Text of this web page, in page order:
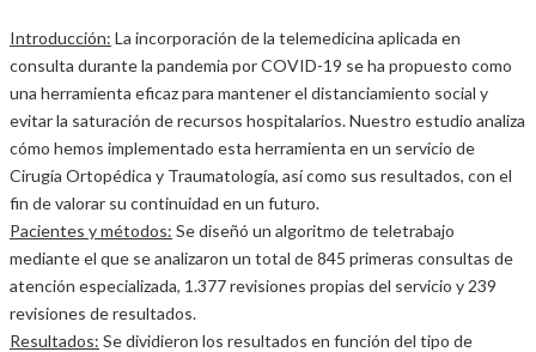
Introducción: La incorporación de la telemedicina aplicada en
consulta durante la pandemia por COVID-19 se ha propuesto como
una herramienta eficaz para mantener el distanciamiento social y
evitar la saturación de recursos hospitalarios. Nuestro estudio analiza
cómo hemos implementado esta herramienta en un servicio de
Cirugía Ortopédica y Traumatología, así como sus resultados, con el
fin de valorar su continuidad en un futuro.
Pacientes y métodos: Se diseñó un algoritmo de teletrabajo
mediante el que se analizaron un total de 845 primeras consultas de
atención especializada, 1.377 revisiones propias del servicio y 239
revisiones de resultados.
Resultados: Se dividieron los resultados en función del tipo de